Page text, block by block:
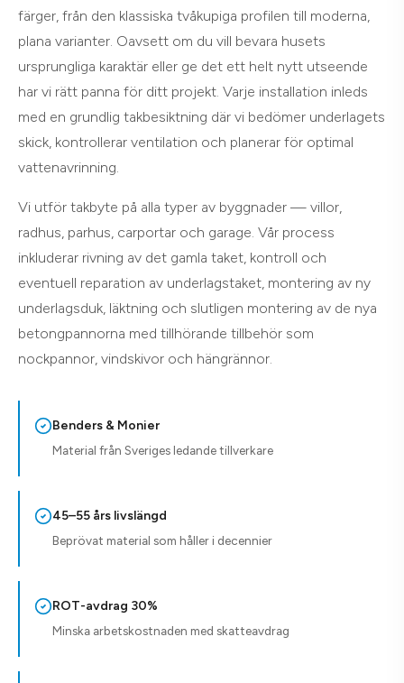
färger, från den klassiska tvåkupiga profilen till moderna,
plana varianter. Oavsett om du vill bevara husets
ursprungliga karaktär eller ge det ett helt nytt utseende
har vi rätt panna för ditt projekt. Varje installation inleds
med en grundlig takbesiktning där vi bedömer underlagets
skick, kontrollerar ventilation och planerar för optimal
vattenavrinning.
Vi utför takbyte på alla typer av byggnader — villor,
radhus, parhus, carportar och garage. Vår process
inkluderar rivning av det gamla taket, kontroll och
eventuell reparation av underlagstaket, montering av ny
underlagsduk, läktning och slutligen montering av de nya
betongpannorna med tillhörande tillbehör som
nockpannor, vindskivor och hängrännor.
Benders & Monier
Material från Sveriges ledande tillverkare
45–55 års livslängd
Beprövat material som håller i decennier
ROT-avdrag 30%
Minska arbetskostnaden med skatteavdrag